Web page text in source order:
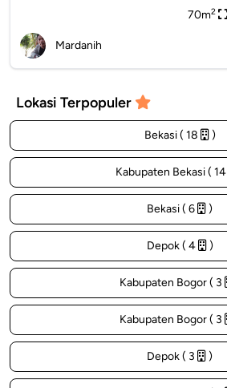
70m2
Mardanih
Lokasi Terpopuler
Bekasi ( 18 )
Kabupaten Bekasi ( 14
Bekasi ( 6 )
Depok ( 4 )
Kabupaten Bogor ( 3
Kabupaten Bogor ( 3
Depok ( 3 )